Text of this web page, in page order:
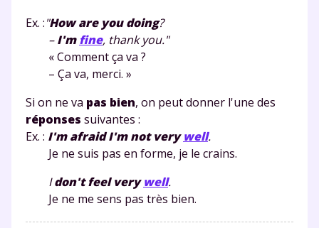
Ex. :"How are you doing?
–I'mfine, thank you."
« Comment ça va ?
– Ça va, merci. »
Si on ne va pas bien, on peut donner l'une des
réponses suivantes :
Ex. : I'm afraid I'm not verywell.
Je ne suis pas en forme, je le crains.
Idon't feel verywell.
Je ne me sens pas très bien.